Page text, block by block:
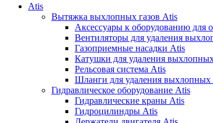
Atis
Вытяжка выхлопных газов Atis
Аксессуары к оборудованию для
Вентиляторы для удаления
Газоприемные насадки Atis
Катушки для удаления
Рельсовая система Atis
Шланги для удаления выхлопных
Гидравлическое оборудование Atis
Гидравлические краны Atis
Гидроцилиндры Atis